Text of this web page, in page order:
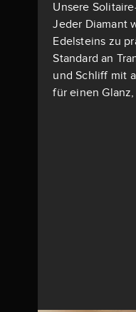
Unsere
Jeder Diamant
Edelsteins zu
Standard an
und Schliff mit
für einen